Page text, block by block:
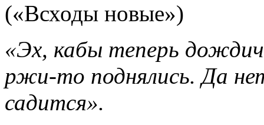
(«Всходы новые»)
«Эх, кабы теперь
ржи-то поднялись. Да
садится».